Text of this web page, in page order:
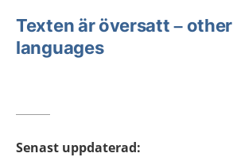
Texten är översatt – other
languages
Senast uppdaterad: